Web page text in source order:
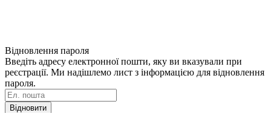
Відновлення пароля
Введіть адресу електронної пошти, яку ви вказували при
реєстрації. Ми надішлемо лист з інформацією для відновлення
пароля.
Відновити